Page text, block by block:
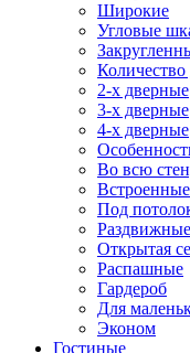
Широкие
Угловые
Количество
2-х дверные
3-х дверные
4-х дверные
Во всю
Под
Открытая
Распашные
Гардероб
Для
Эконом
Гостиные